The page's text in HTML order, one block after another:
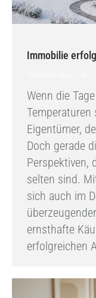
Immobilie
Wenn die
Temperaturen
Eigentümer,
Doch gerade
Perspektiven,
selten sind.
sich auch im
ernsthafte